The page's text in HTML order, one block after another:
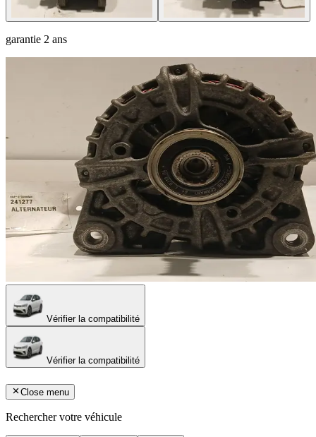
garantie 2 ans
Vérifier la compatibilité
Vérifier la compatibilité
Close menu
Rechercher votre véhicule